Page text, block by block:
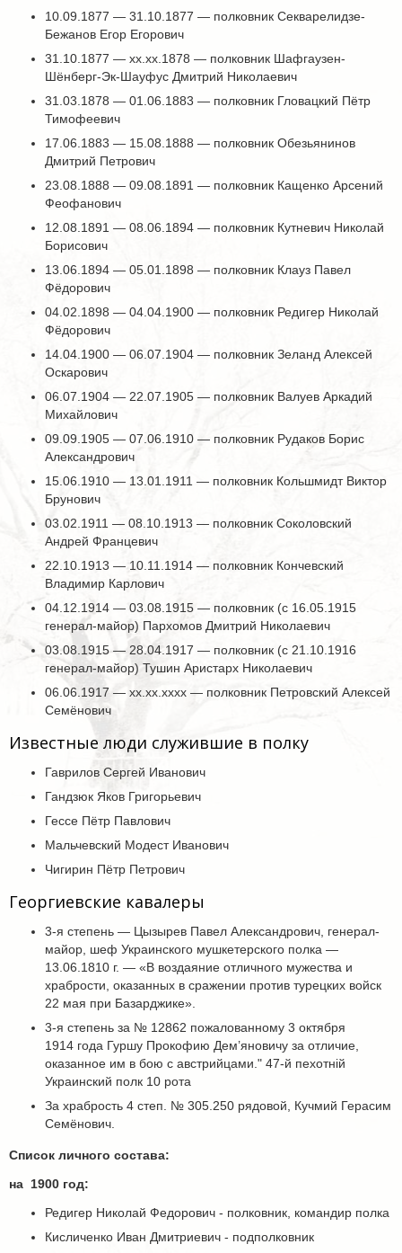
10.09.1877 — 31.10.1877 — полковник Секварелидзе-
Бежанов Егор Егорович
31.10.1877 — хх.хх.1878 — полковник Шафгаузен-
Шёнберг-Эк-Шауфус Дмитрий Николаевич
31.03.1878 — 01.06.1883 — полковник Гловацкий Пётр
Тимофеевич
17.06.1883 — 15.08.1888 — полковник Обезьянинов
Дмитрий Петрович
23.08.1888 — 09.08.1891 — полковник Кащенко Арсений
Феофанович
12.08.1891 — 08.06.1894 — полковник Кутневич Николай
Борисович
13.06.1894 — 05.01.1898 — полковник Клауз Павел
Фёдорович
04.02.1898 — 04.04.1900 — полковник Редигер Николай
Фёдорович
14.04.1900 — 06.07.1904 — полковник Зеланд Алексей
Оскарович
06.07.1904 — 22.07.1905 — полковник Валуев Аркадий
Михайлович
09.09.1905 — 07.06.1910 — полковник Рудаков Борис
Александрович
15.06.1910 — 13.01.1911 — полковник Кольшмидт Виктор
Брунович
03.02.1911 — 08.10.1913 — полковник Соколовский
Андрей Францевич
22.10.1913 — 10.11.1914 — полковник Кончевский
Владимир Карлович
04.12.1914 — 03.08.1915 — полковник (с 16.05.1915
генерал-майор) Пархомов Дмитрий Николаевич
03.08.1915 — 28.04.1917 — полковник (с 21.10.1916
генерал-майор) Тушин Аристарх Николаевич
06.06.1917 — хх.хх.хххх — полковник Петровский Алексей
Семёнович
Известные люди служившие в полку
Гаврилов Сергей Иванович
Гандзюк Яков Григорьевич
Гессе Пётр Павлович
Мальчевский Модест Иванович
Чигирин Пётр Петрович
Георгиевские кавалеры
3-я степень — Цызырев Павел Александрович, генерал-
майор, шеф Украинского мушкетерского полка —
13.06.1810 г. — «В воздаяние отличного мужества и
храбрости, оказанных в сражении против турецких войск
22 мая при Базарджике».
3-я степень за № 12862 пожалованному 3 октября
1914 года Гуршу Прокофию Дем’яновичу за отличие,
оказанное им в бою с австрийцами." 47-й пехотній
Украинский полк 10 рота
За храбрость 4 степ. № 305.250 рядовой, Кучмий Герасим
Семёнович.
Список личного состава:
на 1900 год:
Редигер Николай Федорович - полковник, командир полка
Кисличенко Иван Дмитриевич - подполковник